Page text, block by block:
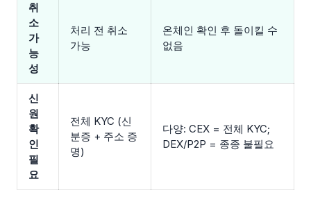
취
소
가
능
성
처리 전 취소
가능
온체인 확인 후 돌이킬 수
없음
신
원
확
인
필
요
전체 KYC (신
분증 + 주소 증
명)
다양: CEX = 전체 KYC;
DEX/P2P = 종종 불필요